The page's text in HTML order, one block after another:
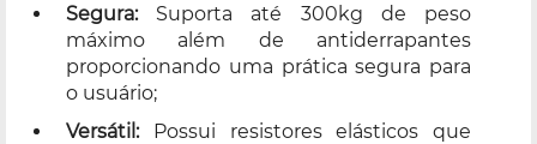
Segura:Suporta até 300kg de peso
máximo além de antiderrapantes
proporcionando uma prática segura para
o usuário;
Versátil:Possui resistores elásticos que